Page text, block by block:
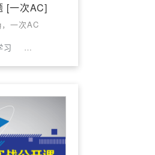
[一次AC]
一次AC
习 评论数:89